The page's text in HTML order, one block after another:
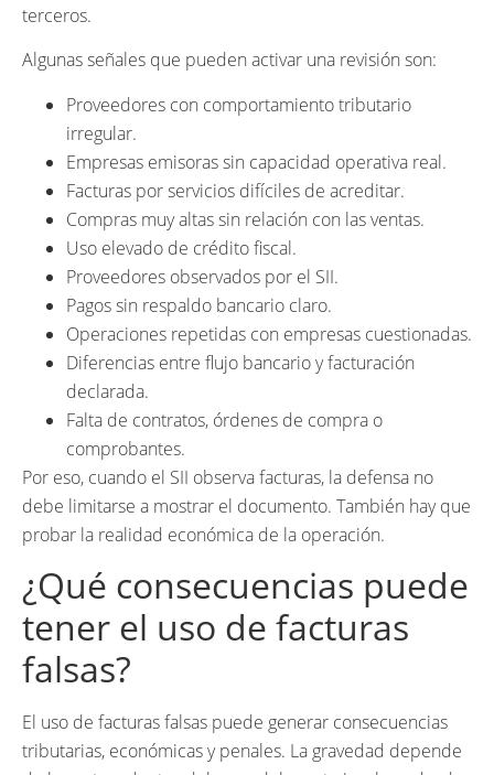
terceros.
Algunas señales que pueden activar una revisión son:
Proveedores con comportamiento tributario
irregular.
Empresas emisoras sin capacidad operativa real.
Facturas por servicios difíciles de acreditar.
Compras muy altas sin relación con las ventas.
Uso elevado de crédito fiscal.
Proveedores observados por el SII.
Pagos sin respaldo bancario claro.
Operaciones repetidas con empresas cuestionadas.
Diferencias entre flujo bancario y facturación
declarada.
Falta de contratos, órdenes de compra o
comprobantes.
Por eso, cuando el SII observa facturas, la defensa no
debe limitarse a mostrar el documento. También hay que
probar la realidad económica de la operación.
¿Qué consecuencias puede
tener el uso de facturas
falsas?
El uso de facturas falsas puede generar consecuencias
tributarias, económicas y penales. La gravedad depende